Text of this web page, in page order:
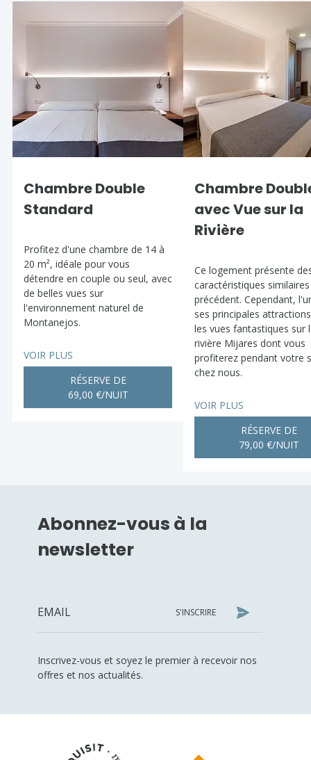
Chambre Double
Standard
Profitez d'une chambre de 14 à
20 m², idéale pour vous
détendre en couple ou seul, avec
de belles vues sur
l'environnement naturel de
Montanejos.
VOIR PLUS
RÉSERVE DE
69,00 €/NUIT
Chambre
avec Vue sur la
Rivière
Ce logement présente
caractéristiques
précédent. Cependant,
ses principales
les vues fantastiques sur
rivière Mijares dont vous
profiterez pendant votre
chez nous.
VOIR PLUS
RÉSERVE DE
79,00 €/NUIT
Abonnez-vous à la
newsletter
S'INSCRIRE
Inscrivez-vous et soyez le premier à recevoir nos
offres et nos actualités.